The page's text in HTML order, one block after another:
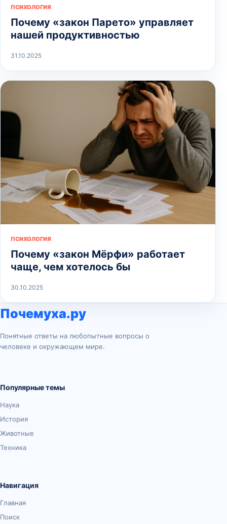
ПСИХОЛОГИЯ
Почему «закон Парето» управляет
нашей продуктивностью
31.10.2025
ПСИХОЛОГИЯ
Почему «закон Мёрфи» работает
чаще, чем хотелось бы
30.10.2025
Почемуха.ру
Понятные ответы на любопытные вопросы о
человеке и окружающем мире.
Популярные темы
Наука
История
Животные
Техника
Навигация
Главная
Поиск